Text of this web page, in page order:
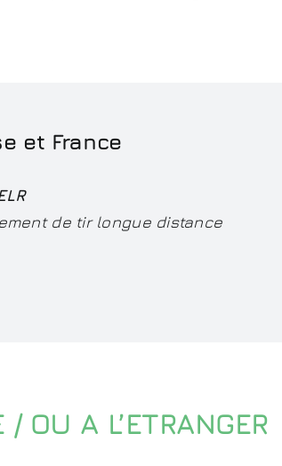
et France
de tir longue distance
OU A L’ETRANGER